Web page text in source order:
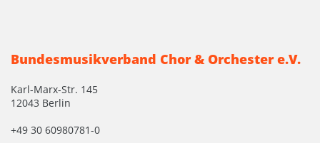
Bundesmusikverband Chor & Orchester e.V.
Karl-Marx-Str. 145
12043 Berlin
+49 30 60980781-0